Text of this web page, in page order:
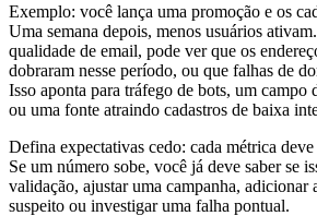
Exemplo: você lança uma promoção e os
Uma semana depois, menos usuários
qualidade de email, pode ver que os
dobraram nesse período, ou que falhas de
Isso aponta para tráfego de bots, um
ou uma fonte atraindo cadastros de baixa
Defina expectativas cedo: cada métrica
Se um número sobe, você já deve saber se
validação, ajustar uma campanha, adicionar
suspeito ou investigar uma falha pontual.